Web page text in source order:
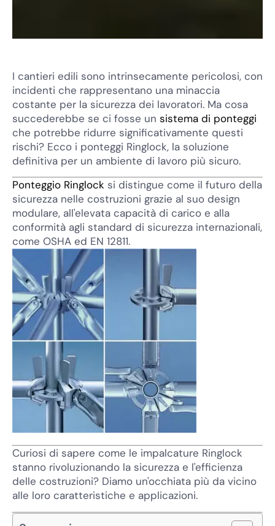
I cantieri edili sono intrinsecamente pericolosi, con
incidenti che rappresentano una minaccia
costante per la sicurezza dei lavoratori. Ma cosa
succederebbe se ci fosse un sistema di ponteggi
che potrebbe ridurre significativamente questi
rischi? Ecco i ponteggi Ringlock, la soluzione
definitiva per un ambiente di lavoro più sicuro.
Ponteggio Ringlock si distingue come il futuro della
sicurezza nelle costruzioni grazie al suo design
modulare, all'elevata capacità di carico e alla
conformità agli standard di sicurezza internazionali,
come OSHA ed EN 12811.
Curiosi di sapere come le impalcature Ringlock
stanno rivoluzionando la sicurezza e l'efficienza
delle costruzioni? Diamo un'occhiata più da vicino
alle loro caratteristiche e applicazioni.